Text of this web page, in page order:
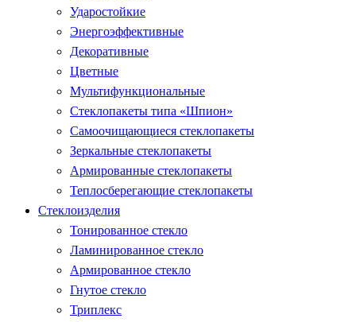
Ударостойкие
Энергоэффективные
Декоративные
Цветные
Мультифункциональные
Стеклопакеты типа «Шпион»
Самоочищающиеся стеклопакеты
Зеркальные стеклопакеты
Армированные стеклопакеты
Теплосберегающие стеклопакеты
Стеклоизделия
Тонированное стекло
Ламинированное стекло
Армированное стекло
Гнутое стекло
Триплекс